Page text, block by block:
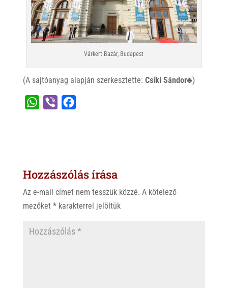
Várkert Bazár, Budapest
(A sajtóanyag alapján szerkesztette: Csíki Sándor♣)
A
p
o
k
Hozzászólás írása
Az e-mail címet nem tesszük közzé. A kötelező
mezőket *karakterrel jelöltük